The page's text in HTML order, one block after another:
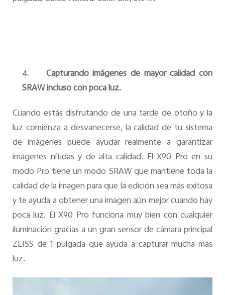
4.
Capturando imágenes de mayor calidad con
SRAW incluso con poca luz.
Cuando estás disfrutando de una tarde de otoño y la
luz comienza a desvanecerse, la calidad de tu sistema
de imágenes puede ayudar realmente a garantizar
imágenes nítidas y de alta calidad. El X90 Pro en su
modo Pro tiene un modo SRAW que mantiene toda la
calidad de la imagen para que la edición sea más exitosa
y te ayuda a obtener una imagen aún mejor cuando hay
poca luz. El X90 Pro funciona muy bien con cualquier
iluminación gracias a un gran sensor de cámara principal
ZEISS de 1 pulgada que ayuda a capturar mucha más
luz.